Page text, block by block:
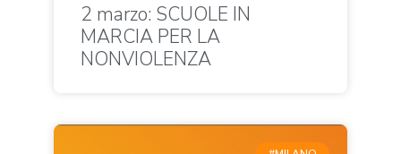
2 marzo: SCUOLE IN
MARCIA PER LA
NONVIOLENZA